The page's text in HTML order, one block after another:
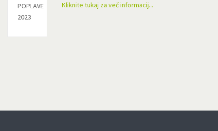
Kliknite tukaj za več informacij...
POPLAVE
2023